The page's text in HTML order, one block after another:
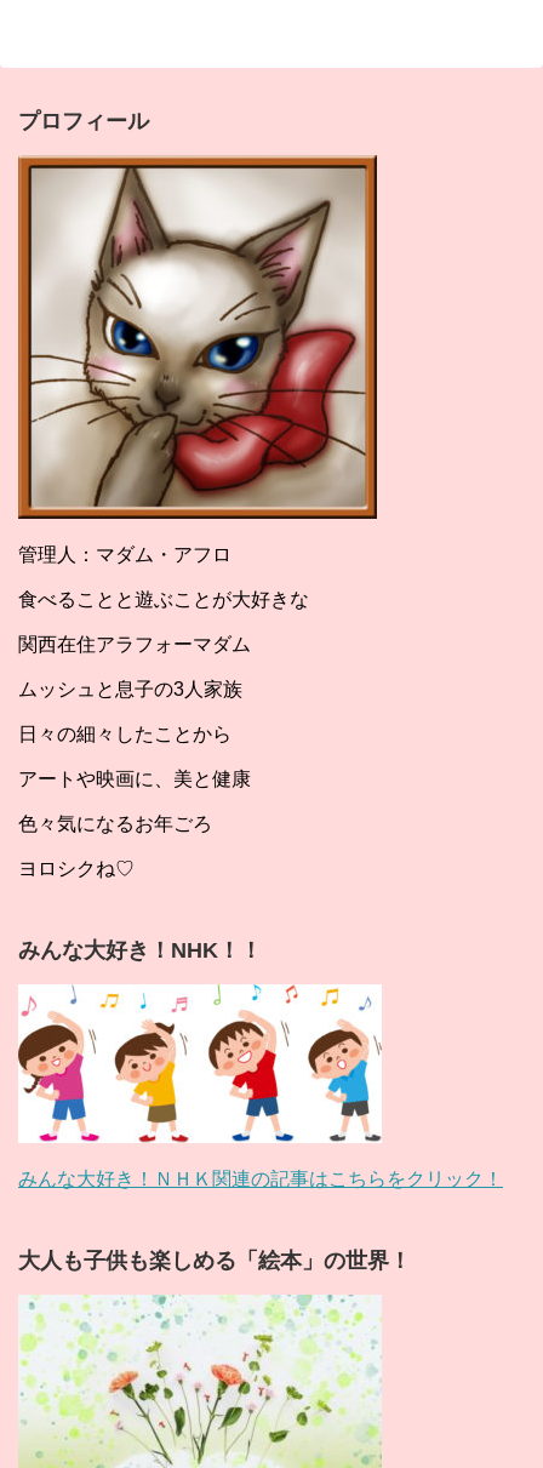
プロフィール
管理人：マダム・アフロ
食べることと遊ぶことが大好きな
関西在住アラフォーマダム
ムッシュと息子の3人家族
日々の細々したことから
アートや映画に、美と健康
色々気になるお年ごろ
ヨロシクね♡
みんな大好き！NHK！！
みんな大好き！ＮＨＫ関連の記事はこちらをクリック！
大人も子供も楽しめる「絵本」の世界！